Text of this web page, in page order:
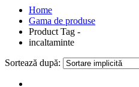
Home
Gama de produse
Product Tag -
incaltaminte
Sortează după: